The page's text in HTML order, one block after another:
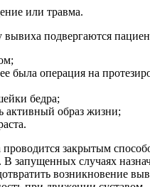
или травма.
подвергаются
была операция на
бедра;
активный образ жизни;
закрытым
В запущенных случаях
возникновение